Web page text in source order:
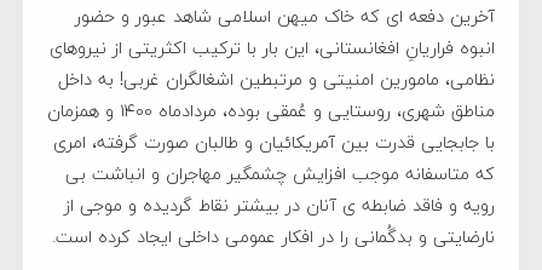
آخرین دفعه ای که خاک میهن اسلامی شاهد عبور و حضور
انبوه فراریانِ افغانستانی، این بار با ترکیب اکثریتی از نیروهای
نظامی، مامورین امنیتی و مرتبطین اشغالگران غربی! به داخل
مناطق شهری، روستایی و عُمقی بوده، مردادماه ۱۴۰۰ و همزمان
با جابجایی قدرت بین آمریکائیان و طالبان صورت گرفته، امری
که متاسفانه موجب افزایش چشمگیر مهاجران و انباشت بی
رویه و فاقد ضابطه ی آنان در بیشتر نقاط گردیده و موجی از
نارضایتی و بدگُمانی را در افکار عمومی داخلی ایجاد کرده است.